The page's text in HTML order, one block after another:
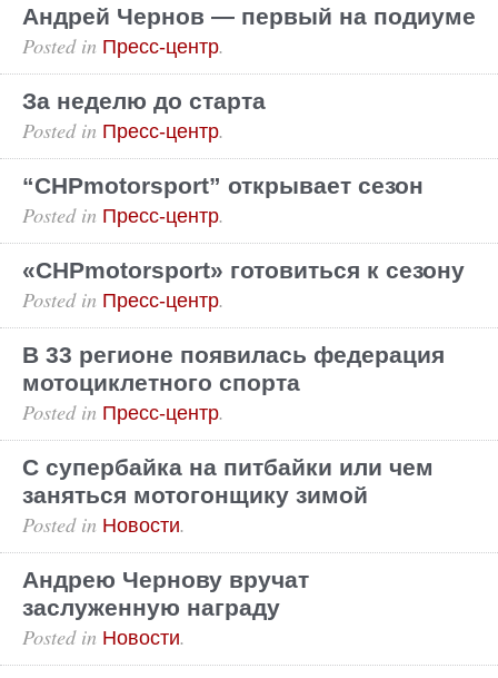
Андрей Чернов — первый на подиуме
Posted in Пресс-центр.
За неделю до старта
Posted in Пресс-центр.
“CHPmotorsport” открывает сезон
Posted in Пресс-центр.
«CHPmotorsport» готовиться к сезону
Posted in Пресс-центр.
В 33 регионе появилась федерация
мотоциклетного спорта
Posted in Пресс-центр.
С супербайка на питбайки или чем
заняться мотогонщику зимой
Posted in Новости.
Андрею Чернову вручат
заслуженную награду
Posted in Новости.